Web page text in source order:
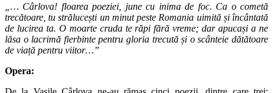
„… Cârlova! floarea poeziei, june cu inima de foc. Ca o cometă
trecătoare, tu strălucești un minut peste Romania uimită și încântată
de lucirea ta. O moarte cruda te răpi fără vreme; dar apucași a ne
lăsa o lacrimă fierbinte pentru gloria trecută și o scânteie dătătoare
de viață pentru viitor…”
Opera: